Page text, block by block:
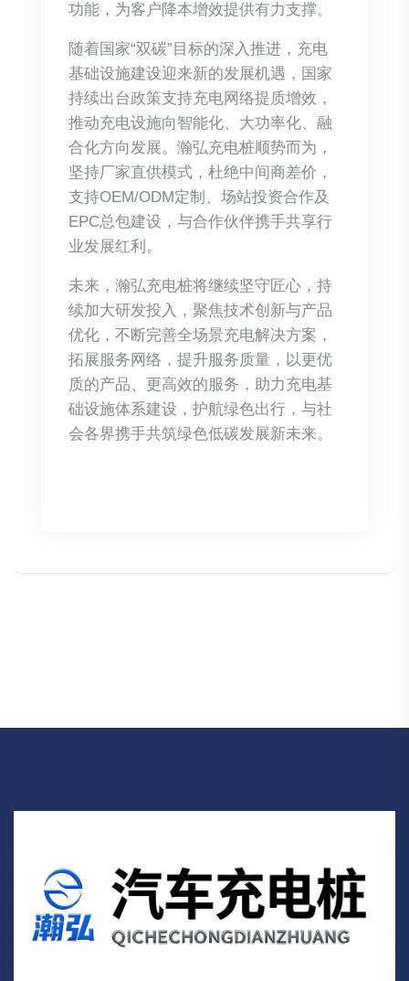
功能，为客户降本增效提供有力支撑。
随着国家“双碳”目标的深入推进，充电
基础设施建设迎来新的发展机遇，国家
持续出台政策支持充电网络提质增效，
推动充电设施向智能化、大功率化、融
合化方向发展。瀚弘充电桩顺势而为，
坚持厂家直供模式，杜绝中间商差价，
支持OEM/ODM定制、场站投资合作及
EPC总包建设，与合作伙伴携手共享行
业发展红利。
未来，瀚弘充电桩将继续坚守匠心，持
续加大研发投入，聚焦技术创新与产品
优化，不断完善全场景充电解决方案，
拓展服务网络，提升服务质量，以更优
质的产品、更高效的服务，助力充电基
础设施体系建设，护航绿色出行，与社
会各界携手共筑绿色低碳发展新未来。